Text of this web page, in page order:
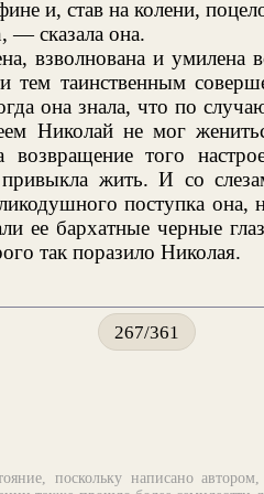
и, став на колени,
сказала она.
взволнована и умилена
тем таинственным
она знала, что по
Николай не мог
возвращение того
жить. И со
поступка она,
ее бархатные черные
так поразило Николая.
267/361
поскольку написано